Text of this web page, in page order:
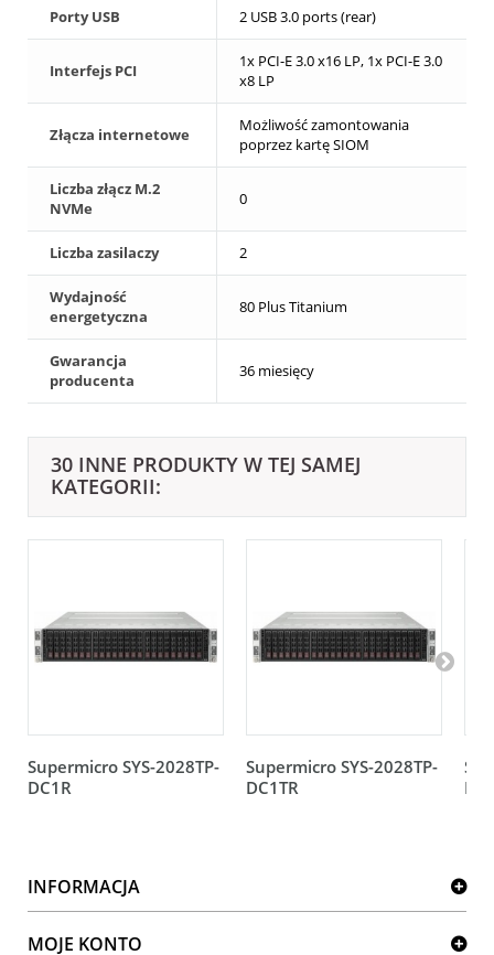
Porty USB 2 USB 3.0 ports (rear)
Interfejs PCI
1x PCI-E 3.0 x16 LP, 1x PCI-E 3.0
x8 LP
Złącza internetowe
Możliwość zamontowania
poprzez kartę SIOM
Liczba złącz M.2
NVMe
0
Liczba zasilaczy 2
Wydajność
energetyczna
80 Plus Titanium
Gwarancja
producenta
36 miesięcy
30 INNE PRODUKTY W TEJ SAMEJ
KATEGORII:
Supermicro SYS-2028TP-
DC1R
Supermicro SYS-2028TP-
DC1TR
INFORMACJA
MOJE KONTO